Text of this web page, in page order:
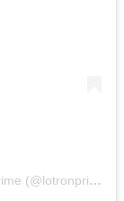
A post shared by The Lord of the Rings on Prime (@lotronprime)